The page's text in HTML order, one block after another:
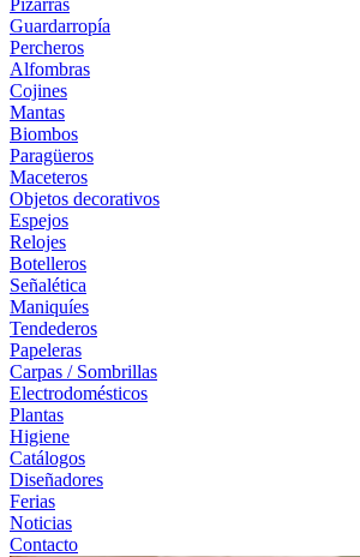
Pizarras
Guardarropía
Percheros
Alfombras
Cojines
Mantas
Biombos
Paragüeros
Maceteros
Objetos decorativos
Espejos
Relojes
Botelleros
Señalética
Maniquíes
Tendederos
Papeleras
Carpas / Sombrillas
Electrodomésticos
Plantas
Higiene
Catálogos
Diseñadores
Ferias
Noticias
Contacto